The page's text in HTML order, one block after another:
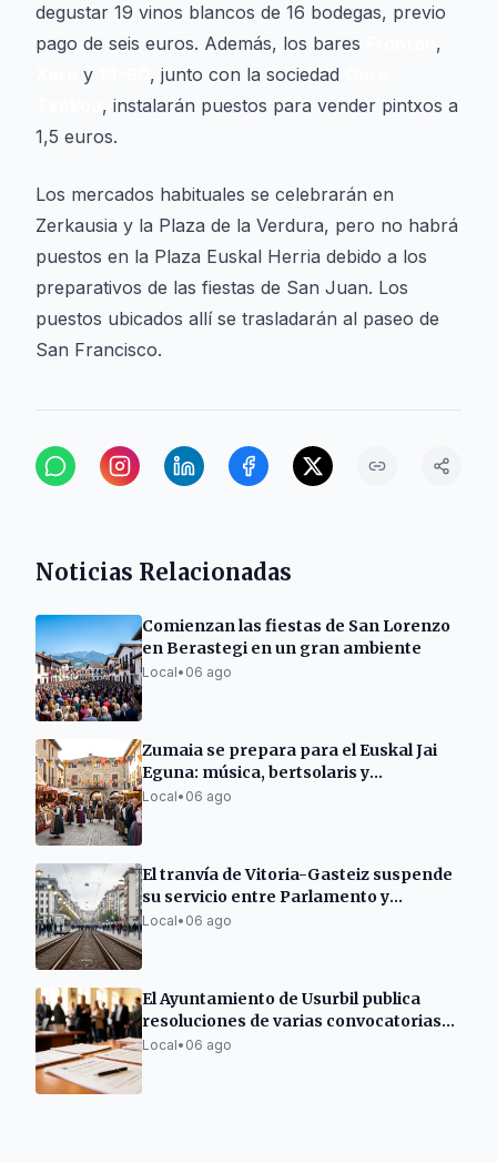
degustar 19 vinos blancos de 16 bodegas, previo
pago de seis euros. Además, los bares
,
y , junto con la sociedad
, instalarán puestos para vender pintxos a
1,5 euros.
Los mercados habituales se celebrarán en
Zerkausia y la Plaza de la Verdura, pero no habrá
puestos en la Plaza Euskal Herria debido a los
preparativos de las fiestas de San Juan. Los
puestos ubicados allí se trasladarán al paseo de
San Francisco.
Noticias Relacionadas
Comienzan las fiestas de San Lorenzo
en Berastegi en un gran ambiente
Local• 06 ago
Zumaia se prepara para el Euskal Jai
Eguna: música, bertsolaris y
degustaciones
Local• 06 ago
El tranvía de Vitoria-Gasteiz suspende
su servicio entre Parlamento y
Angulema hasta el 6 de septiembre
Local• 06 ago
El Ayuntamiento de Usurbil publica
resoluciones de varias convocatorias
de subvenciones
Local• 06 ago